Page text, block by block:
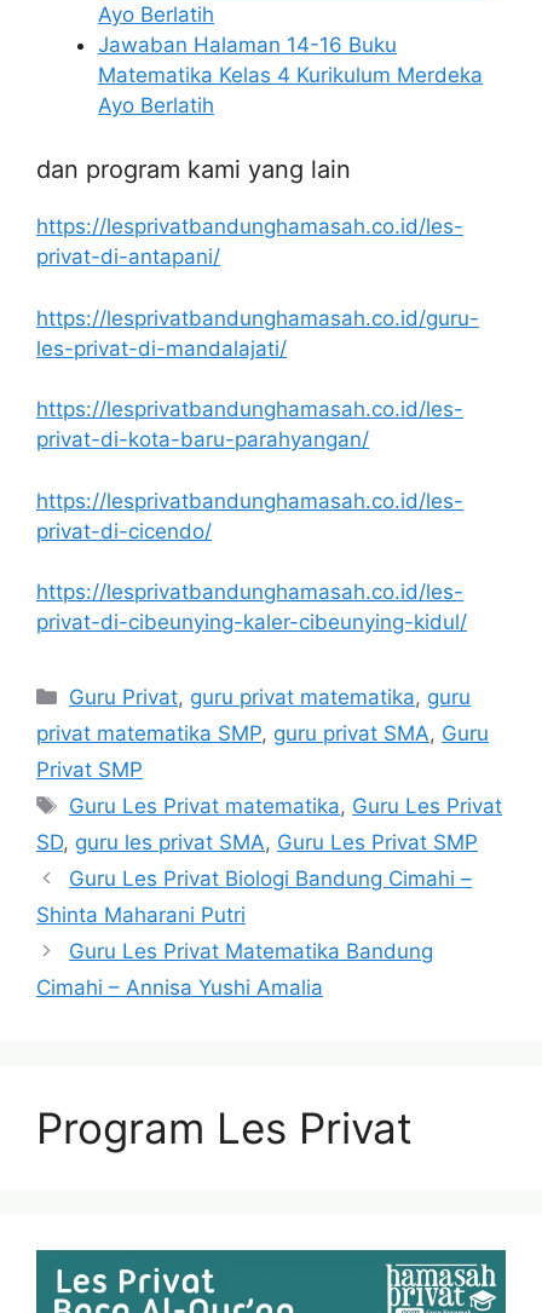
Ayo Berlatih
Jawaban Halaman 14-16 Buku
Matematika Kelas 4 Kurikulum Merdeka
Ayo Berlatih
dan program kami yang lain
https://lesprivatbandunghamasah.co.id/les-
privat-di-antapani/
https://lesprivatbandunghamasah.co.id/guru-
les-privat-di-mandalajati/
https://lesprivatbandunghamasah.co.id/les-
privat-di-kota-baru-parahyangan/
https://lesprivatbandunghamasah.co.id/les-
privat-di-cicendo/
https://lesprivatbandunghamasah.co.id/les-
privat-di-cibeunying-kaler-cibeunying-kidul/
Categories
Guru Privat, guru privat matematika, guru
privat matematika SMP, guru privat SMA, Guru
Privat SMP
Tags
Guru Les Privat matematika, Guru Les Privat
SD, guru les privat SMA, Guru Les Privat SMP
Guru Les Privat Biologi Bandung Cimahi –
Shinta Maharani Putri
Guru Les Privat Matematika Bandung
Cimahi – Annisa Yushi Amalia
Program Les Privat